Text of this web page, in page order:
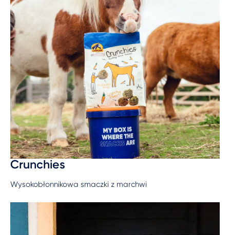
Crunchies
Wysokobłonnikowa smaczki z marchwi